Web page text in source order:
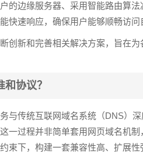
的边缘服务器、采用智能路由算
快速响应，确保用户能够顺畅访问
创新和完善相关解决方案，旨在
协议？
与传统互联网域名系统（DNS）
一过程并非简单套用网页域名机
束下，构建一套兼容性高、扩展性